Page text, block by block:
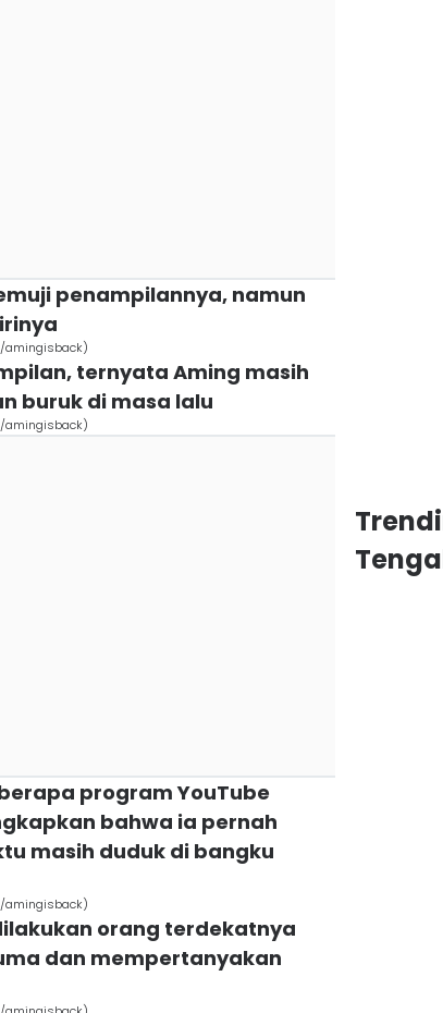
penampilannya, namun
amingisback)
ternyata Aming masih
buruk di masa lalu
amingisback)
program YouTube
bahwa ia pernah
masih duduk di bangku
amingisback)
orang terdekatnya
dan mempertanyakan